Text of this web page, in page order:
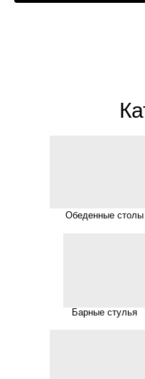
Обеденные столы
Барные стулья